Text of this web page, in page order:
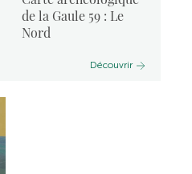
de la Gaule 59 : Le
Nord
Découvrir